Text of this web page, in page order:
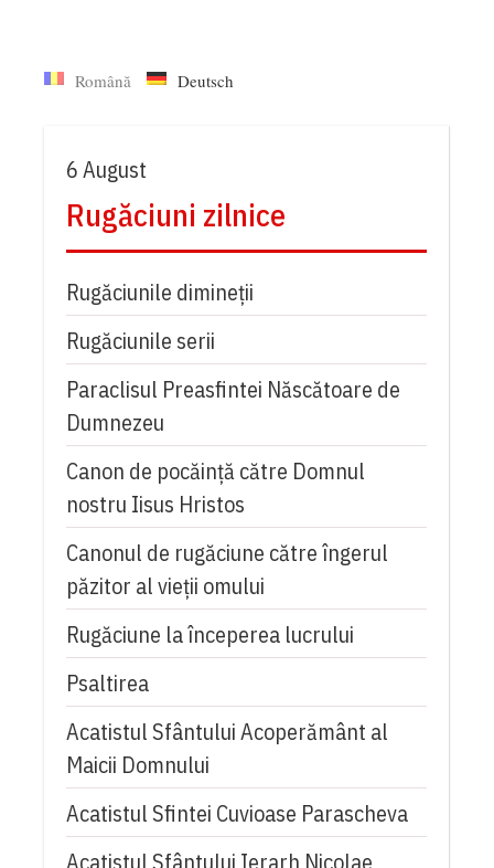
Română Deutsch
6 August
Rugăciuni zilnice
Rugăciunile dimineții
Rugăciunile serii
Paraclisul Preasfintei Născătoare de
Dumnezeu
Canon de pocăință către Domnul
nostru Iisus Hristos
Canonul de rugăciune către îngerul
păzitor al vieții omului
Rugăciune la începerea lucrului
Psaltirea
Acatistul Sfântului Acoperământ al
Maicii Domnului
Acatistul Sfintei Cuvioase Parascheva
Acatistul Sfântului Ierarh Nicolae